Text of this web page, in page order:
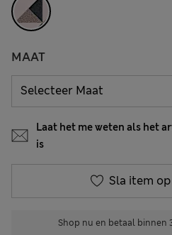
MAAT
Laat het me weten als het
is
Sla item
Shop nu en betaal binnen